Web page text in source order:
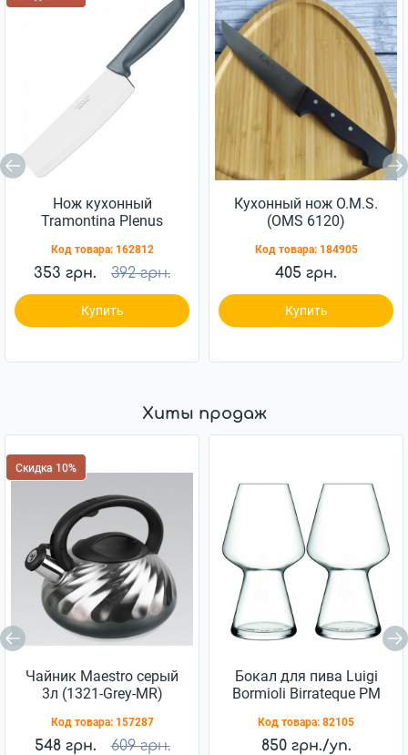
Нож кухонный
Tramontina Plenus
Код товара: 162812
353 грн. 392 грн.
Купить
Кухонный нож O.M.S.
(OMS 6120)
Код товара: 184905
405 грн.
Купить
Хиты продаж
Скидка 10%
Чайник Maestro серый
3л (1321-Grey-MR)
Код товара: 157287
548 грн. 609 грн.
Бокал для пива Luigi
Bormioli Birrateque PM
(11828/02)
Код товара: 82105
850 грн./уп.